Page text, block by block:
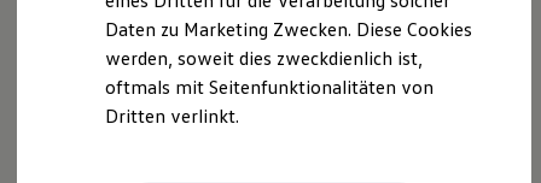
Pannen- und Unfallhilfe
Economy Service
Volkswagen Teile
Zubehör
Modellspezifisches Zubehör
Daten zu Marketing Zwecken. Diese Cookies
werden, soweit dies zweckdienlich ist,
oftmals mit Seitenfunktionalitäten von
Dritten verlinkt.